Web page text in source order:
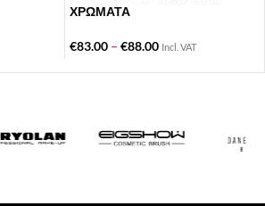
ΧΡΩΜΑΤΑ
€83.00 – €88.00 Incl. VAT